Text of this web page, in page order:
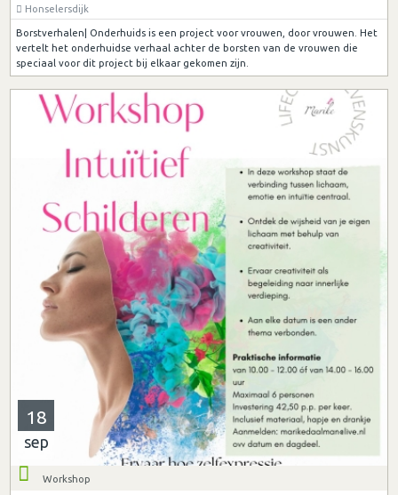
Honselersdijk
Borstverhalen| Onderhuids is een project voor vrouwen, door vrouwen. Het
vertelt het onderhuidse verhaal achter de borsten van de vrouwen die
speciaal voor dit project bij elkaar gekomen zijn.
18
sep
Workshop